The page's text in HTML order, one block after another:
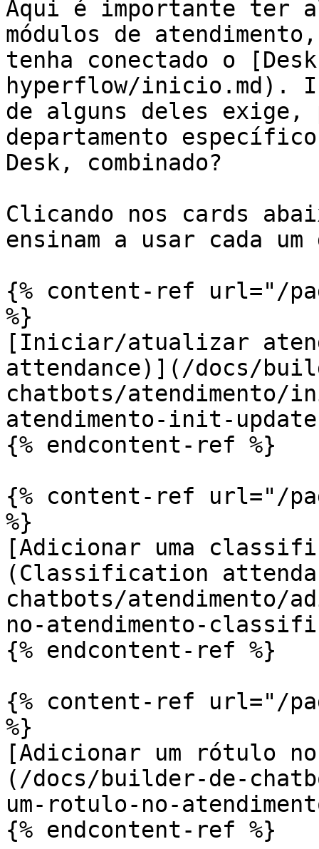
Aqui é importante ter
módulos de
tenha conectado o
hyperflow/inicio.md).
de alguns deles exige,
departamento
Desk, combinado?
Clicando nos cards
ensinam a usar cada um
{% content-ref url="/
%}
[Iniciar/atualizar
attendance)](/docs/
chatbots/
atendimento-init-
{% endcontent-ref %}
{% content-ref url="/
%}
[Adicionar uma
(Classification
chatbots/atendimento/
no-atendimento-
{% endcontent-ref %}
{% content-ref url="/
%}
[Adicionar um rótulo
(/docs/builder-de-
um-rotulo-no-
{% endcontent-ref %}